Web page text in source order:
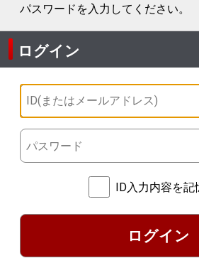
パスワードを入力してください。
ログイン
ID入力内容を記
ログイン